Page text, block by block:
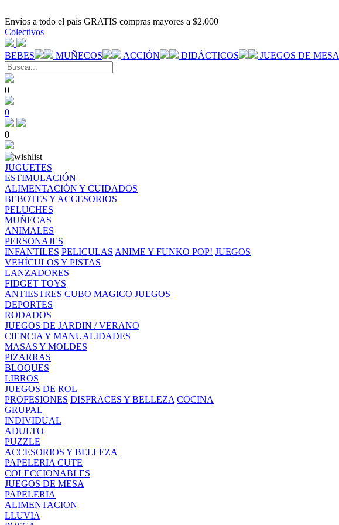
Envíos a todo el país GRATIS compras mayores a $2.000
Colectivos
BEBES MUÑECOS ACCIÓN DIDÁCTICOS JUEGOS DE MESA
0
0
0
JUGUETES
ESTIMULACIÓN
ALIMENTACIÓN Y CUIDADOS
BEBOTES Y ACCESORIOS
PELUCHES
MUÑECAS
ANIMALES
PERSONAJES
INFANTILES PELICULAS ANIME Y FUNKO POP! JUEGOS
VEHÍCULOS Y PISTAS
LANZADORES
FIDGET TOYS
ANTIESTRES CUBO MAGICO JUEGOS
DEPORTES
RODADOS
JUEGOS DE JARDIN / VERANO
CIENCIA Y MANUALIDADES
MASAS Y MOLDES
PIZARRAS
BLOQUES
LIBROS
JUEGOS DE ROL
PROFESIONES DISFRACES Y BELLEZA COCINA
GRUPAL
INDIVIDUAL
ADULTO
PUZZLE
ACCESORIOS Y BELLEZA
PAPELERIA CUTE
COLECCIONABLES
JUEGOS DE MESA
PAPELERIA
ALIMENTACION
LLUVIA